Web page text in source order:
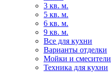
3 кв. м.
5 кв. м.
6 кв. м.
9 кв. м.
Все для кухни
Варианты отделки
Мойки и смесители
Техника для кухни